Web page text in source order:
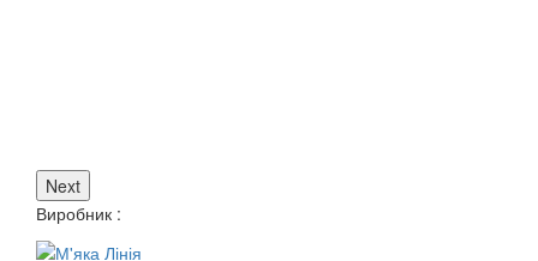
Next
Виробник :